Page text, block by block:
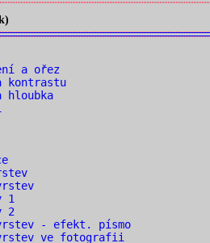
a ořez
kontrastu
hloubka
1
2
- efekt. písmo
ve fotografii